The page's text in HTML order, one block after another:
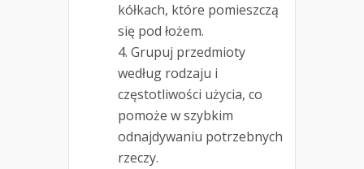
kółkach, które pomieszczą
się pod łożem.
Grupuj przedmioty
według rodzaju i
częstotliwości użycia, co
pomoże w szybkim
odnajdywaniu potrzebnych
rzeczy.